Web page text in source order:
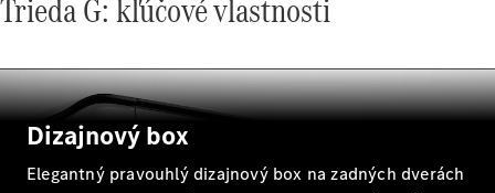
sedan
EQS Elektromobil
Trieda E
sedan
Trieda S
sedan dlhá
Trieda G: kľúčové vlastnosti
Dizajnový box
Elegantný pravouhlý dizajnový box na zadných dverách